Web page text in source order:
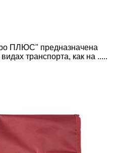
ПЛЮС" предназначена
транспорта, как на .....